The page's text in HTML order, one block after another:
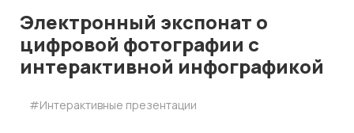
Электронный экспонат о
цифровой фотографии с
интерактивной инфографикой
#Интерактивные презентации